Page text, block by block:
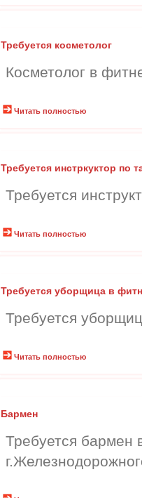
Требуется косметолог
Косметолог в
Читать полностью
Требуется инстркуктор по
Требуется
Читать полностью
Требуется уборщица в
Требуется
Читать полностью
Бармен
Требуется бармен